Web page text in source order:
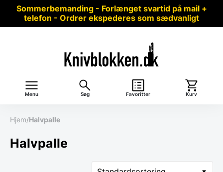
Sommerbemanding - Forlænget svartid på mail +
telefon - Ordrer ekspederes som sædvanligt
Menu Søg Favoritter Kurv
Hjem/Halvpalle
Halvpalle